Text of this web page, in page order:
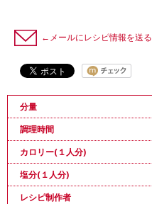
←メールにレシピ情報を送る
分量
調理時間
カロリー(１人分)
塩分(１人分)
レシピ制作者